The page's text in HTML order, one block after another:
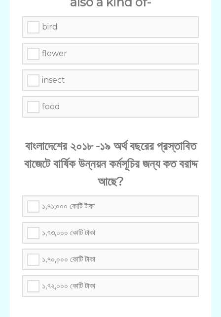
bird
flower
insect
food
বাংলাদেশের ২০১৮ -১৯ অর্থ বছরের প্রস্তাবিত
বাজেটে বার্ষিক উন্নয়ন কর্মসূচির জন্য কত বরাদ্দ
আছে?
১,৭১,০০০ কোটি টাকা
১,৭৩,০০০ কোটি টাকা
১,৭০,০০০ কোটি টাকা
১,৭২,০০০ কোটি টাকা